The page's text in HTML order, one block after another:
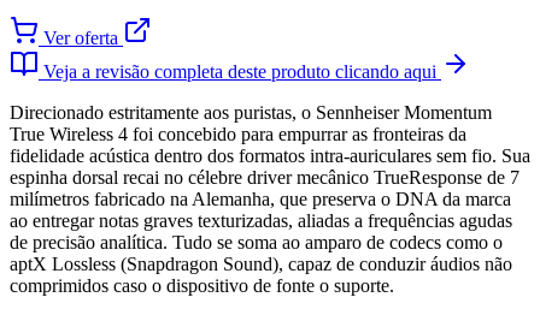
Ver oferta
Veja a revisão completa deste produto clicando aqui
Direcionado estritamente aos puristas, o Sennheiser Momentum
True Wireless 4 foi concebido para empurrar as fronteiras da
fidelidade acústica dentro dos formatos intra-auriculares sem fio. Sua
espinha dorsal recai no célebre driver mecânico TrueResponse de 7
milímetros fabricado na Alemanha, que preserva o DNA da marca
ao entregar notas graves texturizadas, aliadas a frequências agudas
de precisão analítica. Tudo se soma ao amparo de codecs como o
aptX Lossless (Snapdragon Sound), capaz de conduzir áudios não
comprimidos caso o dispositivo de fonte o suporte.